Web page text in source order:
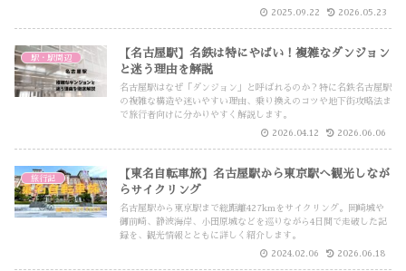
2025.09.22 2026.05.23
駅・駅周辺
【名古屋駅】名鉄は特にやばい！複雑なダンジョン
と迷う理由を解説
名古屋駅はなぜ「ダンジョン」と呼ばれるのか？特に名鉄名古屋駅
の複雑な構造や迷いやすい理由、乗り換えのコツや地下街攻略法ま
で旅行者向けに分かりやすく解説します。
2026.04.12 2026.06.06
旅行記
【東名自転車旅】名古屋駅から東京駅へ観光しなが
らサイクリング
名古屋駅から東京駅まで総距離427kmをサイクリング。岡崎城や
御前崎、静波海岸、小田原城などを巡りながら4日間で走破した記
録を、観光情報とともに詳しく紹介します。
2024.02.06 2026.06.18